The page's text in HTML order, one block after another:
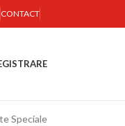
CONTACT
Speciale